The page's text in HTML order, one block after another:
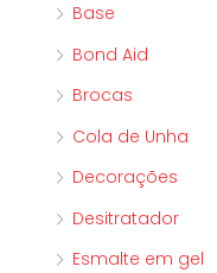
Base
Bond Aid
Brocas
Cola de Unha
Decorações
Desitratador
Esmalte em gel